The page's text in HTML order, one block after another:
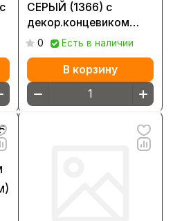
СЕРЫЙ (1366) с
декор.концевиком
ПУЛЬКА п/э ( ≈1,2 м)
0 Есть в наличии
В корзину